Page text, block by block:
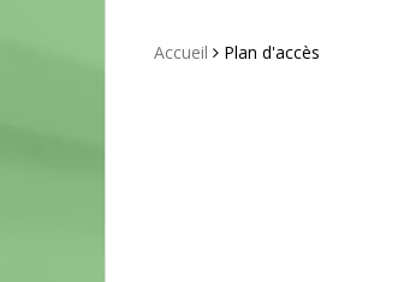
Accueil Plan d'accès